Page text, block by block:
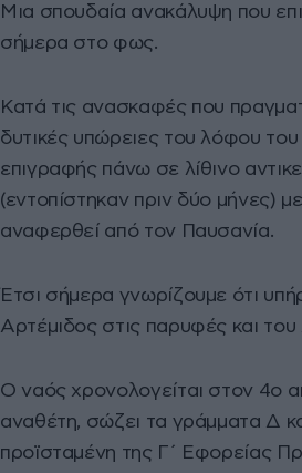
Μια σπουδαία ανακάλυψη που
σήμερα στο φως.
Κατά τις ανασκαφές που
δυτικές υπώρειες του λόφου
επιγραφής πάνω σε λίθινο
(εντοπίστηκαν πριν δύο μήνες)
αναφερθεί από τον Παυσανία.
Έτσι σήμερα γνωρίζουμε ότι
Αρτέμιδος στις παρυφές και
Ο ναός χρονολογείται στον 4ο
αναθέτη, σώζει τα γράμματα Δ
προϊσταμένη της Γ΄ Εφορείας